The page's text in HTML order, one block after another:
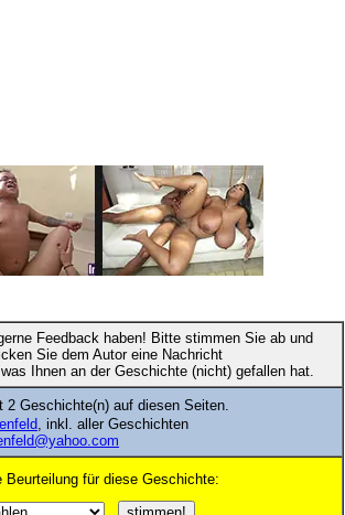
Feedback haben! Bitte stimmen Sie ab und
Sie dem Autor eine Nachricht
Ihnen an der Geschichte (nicht) gefallen hat.
2 Geschichte(n) auf diesen Seiten.
, inkl. aller Geschichten
Beurteilung für diese Geschichte: